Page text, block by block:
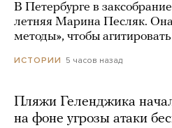
В Петербурге в
летняя Марина Песляк.
методы», чтобы
ИСТОРИИ 5 часов назад
Пляжи Геленджика
на фоне угрозы атаки